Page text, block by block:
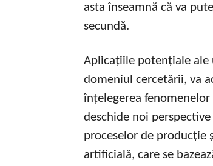
asta înseamnă că va
secundă.
Aplicațiile potențiale ale
domeniul cercetării, va
înțelegerea
deschide noi
proceselor de producție
artificială, care se